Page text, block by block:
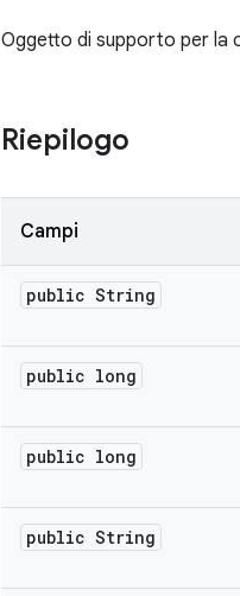
Oggetto di supporto per la
Riepilogo
Campi
public String
public long
public long
public String